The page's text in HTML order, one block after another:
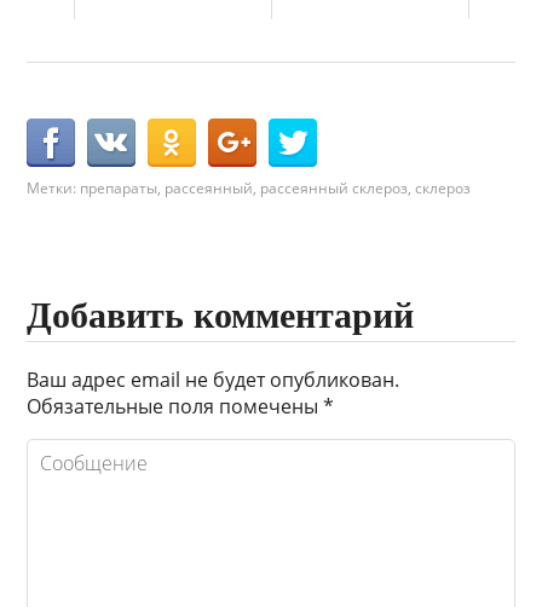
Метки: препараты, рассеянный, рассеянный склероз,склероз
Добавить комментарий
Ваш адрес email не будет опубликован.
Обязательные поля помечены*